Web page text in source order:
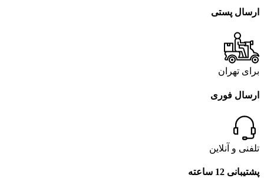
ارسال پستی
برای تهران
ارسال فوری
تلفنی و آنلاین
پشتیبانی 12 ساعته